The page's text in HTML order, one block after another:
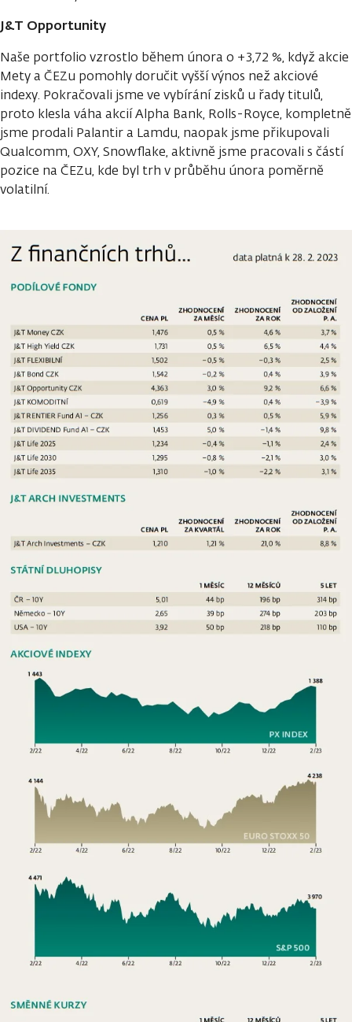
J&T Opportunity
Naše portfolio vzrostlo během února o +3,72 %, když akcie
Mety a ČEZu pomohly doručit vyšší výnos než akciové
indexy. Pokračovali jsme ve vybírání zisků u řady titulů,
proto klesla váha akcií Alpha Bank, Rolls-Royce, kompletně
jsme prodali Palantir a Lamdu, naopak jsme přikupovali
Qualcomm, OXY, Snowflake, aktivně jsme pracovali s částí
pozice na ČEZu, kde byl trh v průběhu února poměrně
volatilní.